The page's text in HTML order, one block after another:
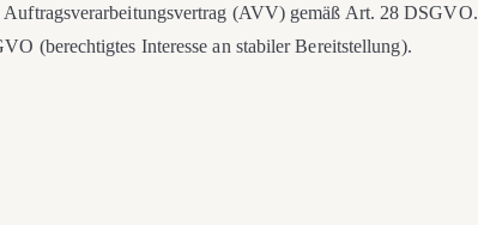
(AVV) gemäß Art. 28 DSGVO.
(berechtigtes Interesse an stabiler Bereitstellung).